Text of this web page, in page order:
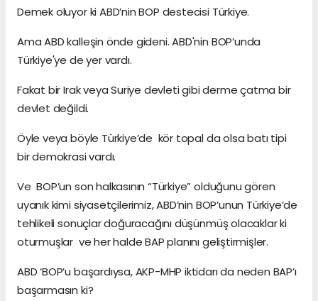
Demek oluyor ki ABD’nin BOP destecisi Türkiye.
Ama ABD kalleşin önde gideni. ABD'nin BOP’unda
Türkiye'ye de yer vardı.
Fakat bir Irak veya Suriye devleti gibi derme çatma bir
devlet değildi.
Öyle veya böyle Türkiye’de kör topal da olsa batı tipi
bir demokrasi vardı.
Ve BOP’un son halkasının “Türkiye” olduğunu gören
uyanık kimi siyasetçilerimiz, ABD’nin BOP’unun Türkiye’de
tehlikeli sonuçlar doğuracağını düşünmüş olacaklar ki
oturmuşlar ve her halde BAP planını geliştirmişler.
ABD ‘BOP’u başardıysa, AKP-MHP iktidarı da neden BAP’ı
başarmasın ki?